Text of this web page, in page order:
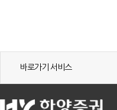
바로가기 서비스